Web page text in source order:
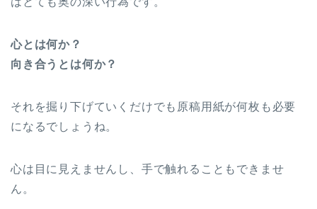
心とは何か？
向き合うとは何か？
それを掘り下げていくだけでも原稿用紙が何枚も必要
になるでしょうね。
心は目に見えませんし、手で触れることもできませ
ん。